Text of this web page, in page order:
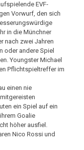
EVF-
Vorwurf, den sich
in die Münchner
nach zwei Jahren
oder andere Spiel
Youngster Michael
Pflichtspieltreffer im
einen nie
ein Spiel auf ein
Goalie
höher ausfiel.
Nico Rossi und